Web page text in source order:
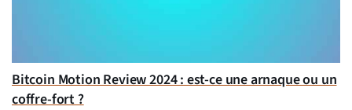
Bitcoin Motion Review 2024 : est-ce une arnaque ou un
coffre-fort ?